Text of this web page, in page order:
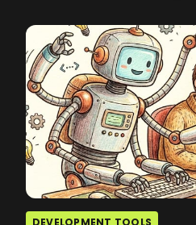
DEVELOPMENT TOOLS